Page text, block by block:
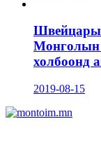
Монголын
холбоонд
2019-08-15